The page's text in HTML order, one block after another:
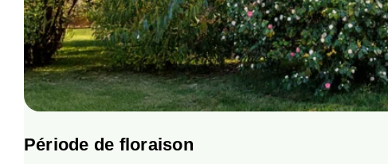
Période de floraison